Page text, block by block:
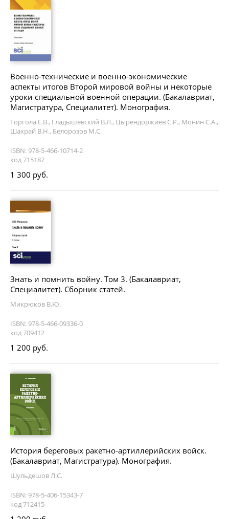
Военно-технические и военно-экономические
аспекты итогов Второй мировой войны и некоторые
уроки специальной военной операции. (Бакалавриат,
Магистратура, Специалитет). Монография.
Горгола Е.В., Гладышевский В.Л., Цырендоржиев С.Р., Монин С.А.,
Шахрай В.Н., Белорозов М.С.
ISBN: 978-5-466-10714-2
код 715187
1 300 руб.
Знать и помнить войну. Том 3. (Бакалавриат,
Специалитет). Сборник статей.
Микрюков В.Ю.
ISBN: 978-5-466-09336-0
код 709412
1 200 руб.
История береговых ракетно-артиллерийских войск.
(Бакалавриат, Магистратура). Монография.
Шульдешов Л.С.
ISBN: 978-5-406-15343-7
код 712415